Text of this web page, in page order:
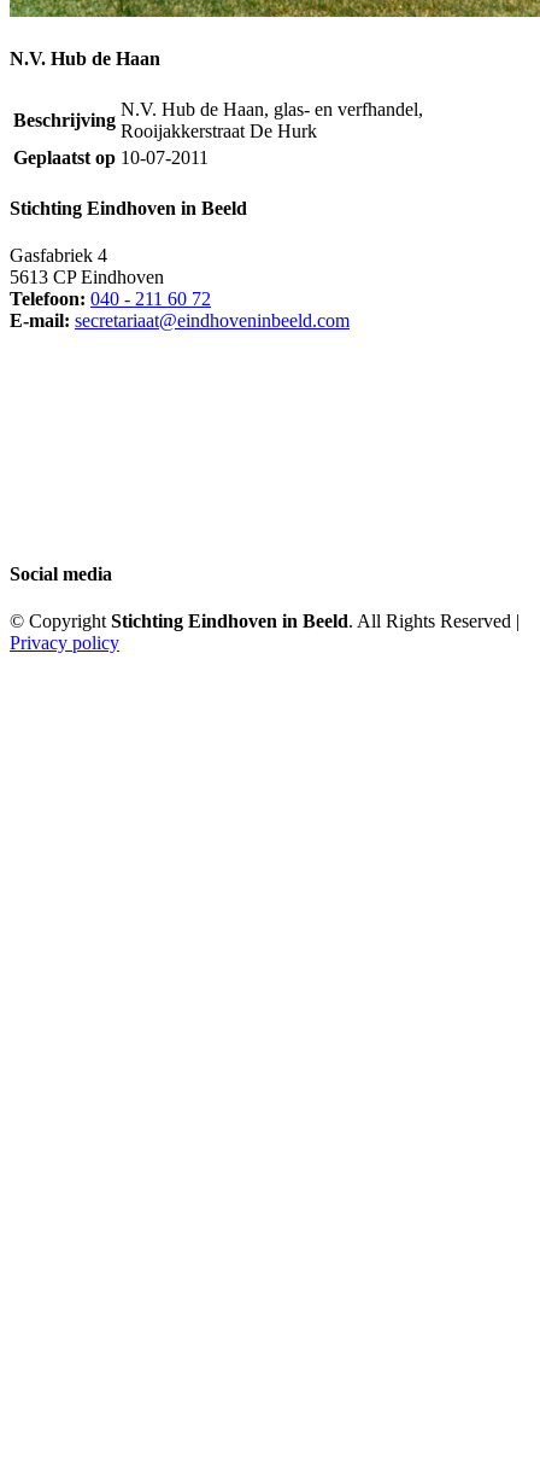
N.V. Hub de Haan
Beschrijving
N.V. Hub de Haan, glas- en verfhandel,
Rooijakkerstraat De Hurk
Geplaatst op 10-07-2011
Stichting Eindhoven in Beeld
Gasfabriek 4
5613 CP Eindhoven
Telefoon: 040 - 211 60 72
E-mail: secretariaat@eindhoveninbeeld.com
Social media
© Copyright Stichting Eindhoven in Beeld. All Rights Reserved |
Privacy policy